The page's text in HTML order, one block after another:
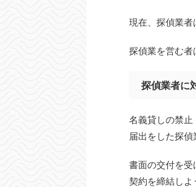
現在、探偵業者
探偵業を営む者
探偵業者に
名義貸しの禁止
届出をした探偵
書面の交付を受
契約を締結しよ